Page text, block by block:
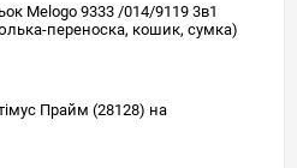
Melogo 9333 /014/9119 3в1
переноска, кошик, сумка)
Прайм (28128) на